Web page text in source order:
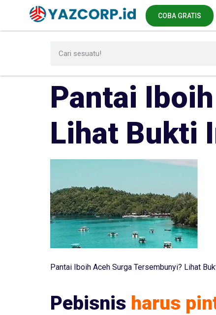
COBA GRATIS
Pantai
Lihat Bukti
Pantai Iboih Aceh Surga Tersembunyi? Lihat
Pebisnis harus